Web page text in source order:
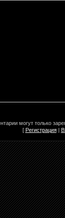
могут только
[ Регистрация|